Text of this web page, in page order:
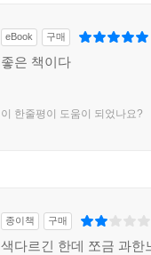
eBook 구매
좋은 책이다
이 한줄평이 도움이 되었나요?
종이책 구매
색다르긴 한데 쪼금 과한